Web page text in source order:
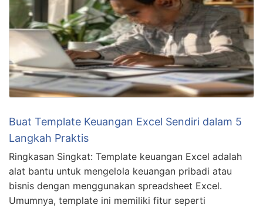
Buat Template Keuangan Excel Sendiri dalam 5
Langkah Praktis
Ringkasan Singkat: Template keuangan Excel adalah
alat bantu untuk mengelola keuangan pribadi atau
bisnis dengan menggunakan spreadsheet Excel.
Umumnya, template ini memiliki fitur seperti